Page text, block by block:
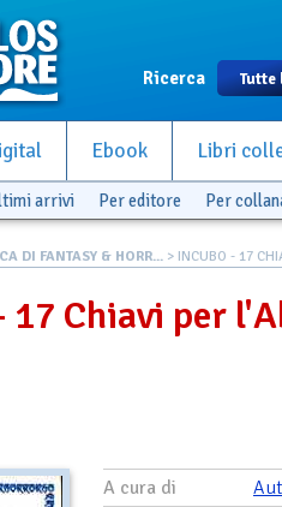
Ricerca
Ebook Libri
arrivi Per editore Per
DI FANTASY & HORR... > INCUBO - 17
17 Chiavi per
A cura di